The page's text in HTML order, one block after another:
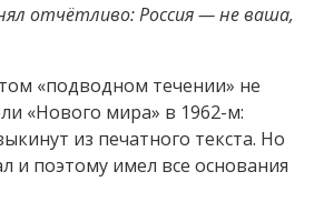
отчётливо: Россия — не ваша,
«подводном течении» не
«Нового мира» в 1962-м:
из печатного текста. Но
и поэтому имел все основания